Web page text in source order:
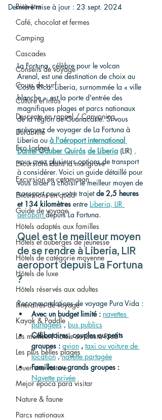
Bien-être
Café, chocolat et fermes
Camping
Cascades
Conseils de voyage
Cours de surf
Culture et infos
Descente en rappel / Canyoning
Durabilité
Eco Lodges
Excursions dans la mangrove
Excursion en catamaran
Excursions en quad
Guide de voyage
Hôtels adaptés aux familles
Hôtels et auberges de jeunesse
Hôtels de catégorie moyenne
Hôtels de luxe
Hôtels réservés aux adultes
Itinéraires de voyage
Kayak & Paddle
Les meilleurs hôtels au Costa Rica
Les plus belles plages
Louer une voiture
Mejor época para visitar
Nature & faune
Parcs nationaux
Dernière mise à jour : 23 sept. 2024
La Fortuna, célèbre pour le volcan
Arenal, est une destination de choix au
Costa Rica. Liberia, surnommée la « ville
blanche », est la porte d'entrée des
magnifiques plages et parcs nationaux
de la région de Guanacaste. Si vous
prévoyez de voyager de La Fortuna à
Liberia ou à l'aéroport international
Daniel Oduber Quirós de Liberia (LIR) ,
vous avez plusieurs options de transport
à considérer. Voici un guide détaillé pour
vous aider à choisir le meilleur moyen de
transport pour votre trajet de 2,5 heures
et 134 kilomètres entre Liberia, LIR
aeroport depuis La Fortuna.
Quel est le meilleur moyen
de se rendre à Liberia, LIR
aeroport depuis La Fortuna
?
Recommandations de voyage Pura Vida :
Avec un budget limité : navettes
partagées , bus publics
Célibataires, couples ou petits
groupes : avion , taxi ou voiture de
location , navette partagée
Familles ou grands groupes :
Navette privée